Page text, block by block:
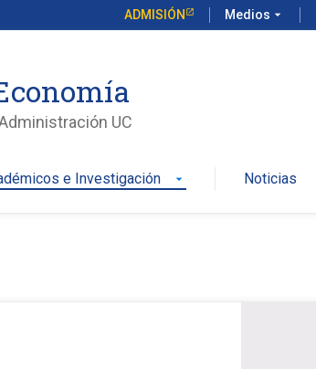
ADMISIÓN Medios arrow_drop_down
UC
e Investigación arrow_drop_down Noticias